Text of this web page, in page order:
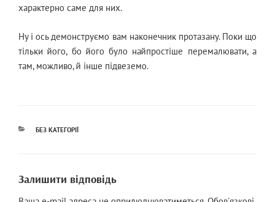
характерно саме для них.
Ну і ось демонструємо вам наконечник протазану. Поки що
тільки його, бо його було найпростіше перемалювати, а
там, можливо, й інше підвеземо.
КАТЕГОРІЇ
БЕЗ КАТЕГОРІЇ
Залишити відповідь